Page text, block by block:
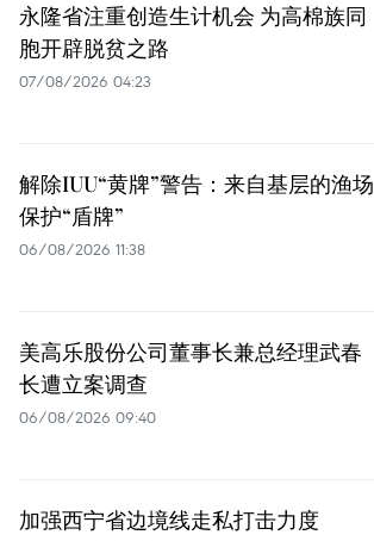
永隆省注重创造生计机会 为高棉族同
胞开辟脱贫之路
07/08/2026 04:23
解除IUU“黄牌”警告：来自基层的渔场
保护“盾牌”
06/08/2026 11:38
美高乐股份公司董事长兼总经理武春
长遭立案调查
06/08/2026 09:40
加强西宁省边境线走私打击力度